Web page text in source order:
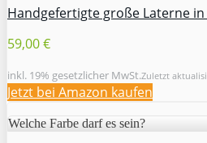
Handgefertigte große Laterne
59,00 €
inkl. 19% gesetzlicher MwSt.Zuletzt
Jetzt bei Amazon kaufen
Welche Farbe darf es sein?